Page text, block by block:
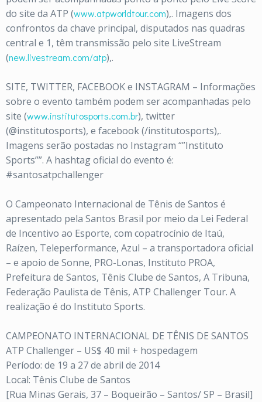
do site da ATP (www.atpworldtour.com),. Imagens dos
confrontos da chave principal, disputados nas quadras
central e 1, têm transmissão pelo site LiveStream
(new.livestream.com/atp),.
SITE, TWITTER, FACEBOOK e INSTAGRAM – Informações
sobre o evento também podem ser acompanhadas pelo
site (www.institutosports.com.br), twitter
(@institutosports), e facebook (/institutosports),.
Imagens serão postadas no Instagram “”Instituto
Sports””. A hashtag oficial do evento é:
#santosatpchallenger
O Campeonato Internacional de Tênis de Santos é
apresentado pela Santos Brasil por meio da Lei Federal
de Incentivo ao Esporte, com copatrocínio de Itaú,
Raízen, Teleperformance, Azul – a transportadora oficial
– e apoio de Sonne, PRO-Lonas, Instituto PROA,
Prefeitura de Santos, Tênis Clube de Santos, A Tribuna,
Federação Paulista de Tênis, ATP Challenger Tour. A
realização é do Instituto Sports.
CAMPEONATO INTERNACIONAL DE TÊNIS DE SANTOS
ATP Challenger – US$ 40 mil + hospedagem
Período: de 19 a 27 de abril de 2014
Local: Tênis Clube de Santos
[Rua Minas Gerais, 37 – Boqueirão – Santos/ SP – Brasil]